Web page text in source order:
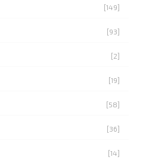
[149]
[93]
[2]
[19]
[58]
[36]
[14]